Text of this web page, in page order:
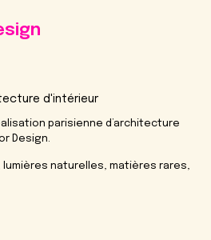
d'intérieur
parisienne d’architecture
Design.
naturelles, matières rares,